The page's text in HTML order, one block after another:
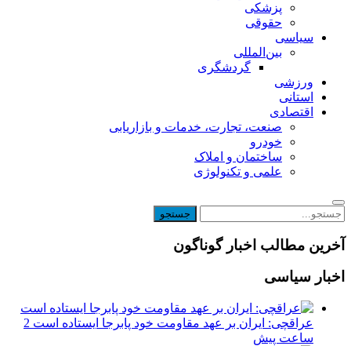
پزشکی
حقوقی
سیاسی
بین‌المللی
گردشگری
ورزشی
استانی
اقتصادی
صنعت، تجارت، خدمات و بازاریابی
خودرو
ساختمان و املاک
علمی و تکنولوژی
آخرین مطالب اخبار گوناگون
اخبار سیاسی
عراقچی: ایران بر عهد مقاومت خود پابرجا ایستاده است 2
ساعت پیش